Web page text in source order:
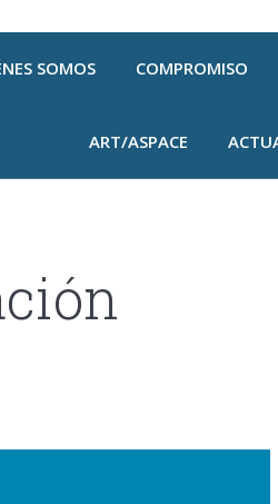
SOMOS COMPROMISO
ART/ASPACE